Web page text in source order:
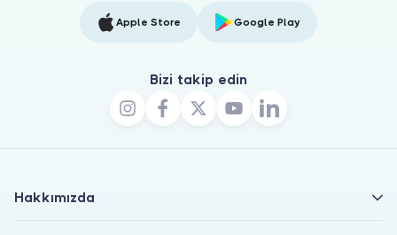
Apple Store Google Play
Bizi takip edin
Hakkımızda